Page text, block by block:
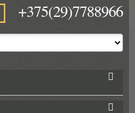
+375(29)7788966